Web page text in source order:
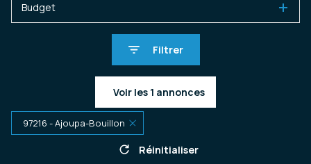
Budget
Filtrer
Voir les 1 annonces
97216 - Ajoupa-Bouillon
Réinitialiser